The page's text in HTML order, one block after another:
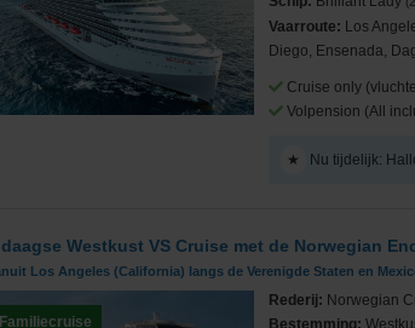
Vaarroute: Los
Diego, Ensenada,
Cruise only
Volpension (All
★ Nu tijdelijk:
Westkust VS Cruise met de Norwegian
Los Angeles (California) langs de Verenigde Staten en
Familiecruise
Rederij: Norwegian
Bestemming: